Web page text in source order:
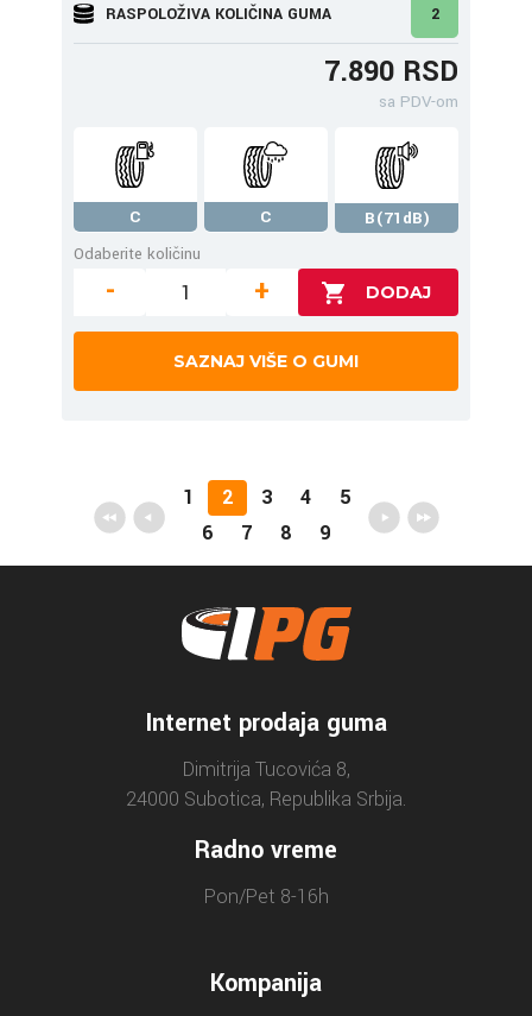
RASPOLOŽIVA KOLIČINA GUMA 2
7.890 RSD
sa PDV-om
C C
B(71dB)
Odaberite količinu
- +
SAZNAJ VIŠE O GUMI
1 2 3 4
5
6
7 8 9
Internet prodaja guma
Dimitrija Tucovića 8,
24000 Subotica, Republika Srbija.
Radno vreme
Pon/Pet 8-16h
Kompanija